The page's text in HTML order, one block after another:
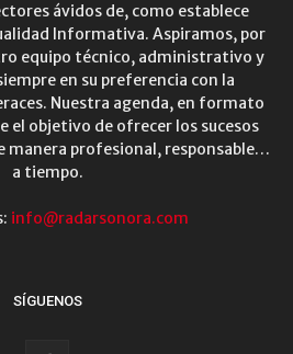
ávidos de, como establece
Informativa. Aspiramos, por
equipo técnico, administrativo y
en su preferencia con la
Nuestra agenda, en formato
el objetivo de ofrecer los sucesos
manera profesional, responsable…
a tiempo.
info@radarsonora.com
SÍGUENOS